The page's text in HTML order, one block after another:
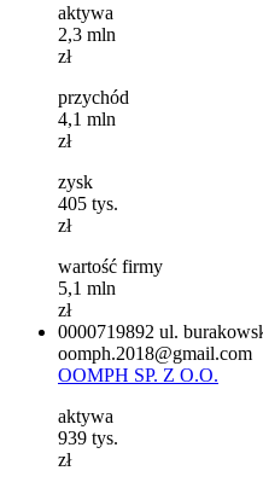
aktywa
2,3 mln
zł
przychód
4,1 mln
zł
zysk
405 tys.
zł
wartość firmy
5,1 mln
zł
0000719892 ul.
oomph.2018@gmail.com
OOMPH SP. Z O.O.
aktywa
939 tys.
zł